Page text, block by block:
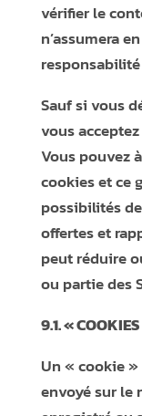
vérifier le
n’assumera
Sauf si vous
vous
Vous pouvez
cookies et ce
possibilités
offertes et
peut réduire
ou partie des
9.1. «
Un « cookie
envoyé sur le